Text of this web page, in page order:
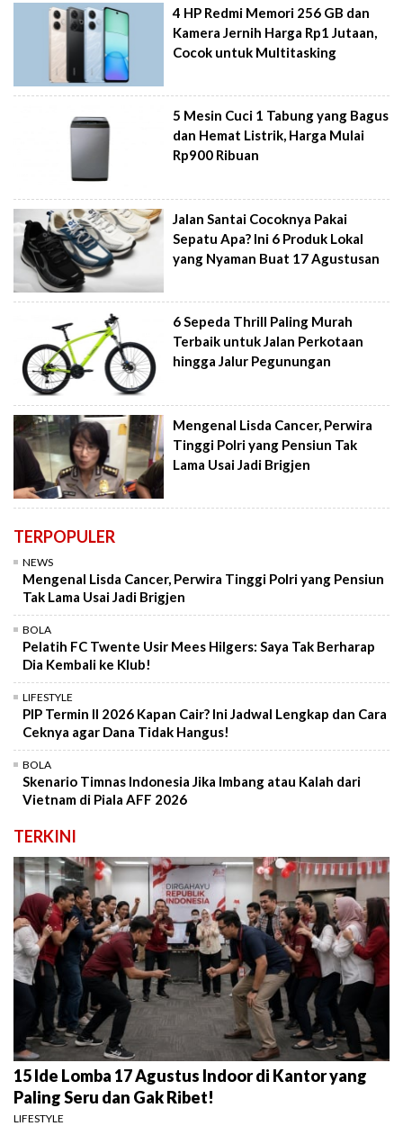
4 HP Redmi Memori 256 GB dan
Kamera Jernih Harga Rp1 Jutaan,
Cocok untuk Multitasking
5 Mesin Cuci 1 Tabung yang Bagus
dan Hemat Listrik, Harga Mulai
Rp900 Ribuan
Jalan Santai Cocoknya Pakai
Sepatu Apa? Ini 6 Produk Lokal
yang Nyaman Buat 17 Agustusan
6 Sepeda Thrill Paling Murah
Terbaik untuk Jalan Perkotaan
hingga Jalur Pegunungan
Mengenal Lisda Cancer, Perwira
Tinggi Polri yang Pensiun Tak
Lama Usai Jadi Brigjen
TERPOPULER
NEWS
Mengenal Lisda Cancer, Perwira Tinggi Polri yang Pensiun
Tak Lama Usai Jadi Brigjen
BOLA
Pelatih FC Twente Usir Mees Hilgers: Saya Tak Berharap
Dia Kembali ke Klub!
LIFESTYLE
PIP Termin II 2026 Kapan Cair? Ini Jadwal Lengkap dan Cara
Ceknya agar Dana Tidak Hangus!
BOLA
Skenario Timnas Indonesia Jika Imbang atau Kalah dari
Vietnam di Piala AFF 2026
TERKINI
15 Ide Lomba 17 Agustus Indoor di Kantor yang
Paling Seru dan Gak Ribet!
LIFESTYLE